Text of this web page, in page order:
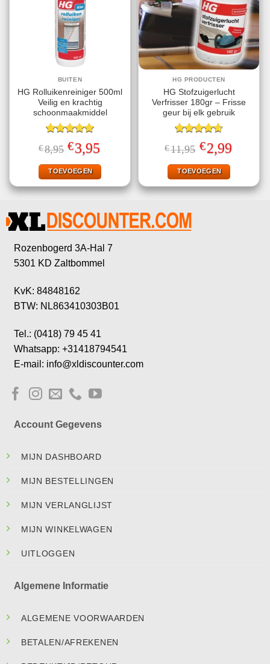
BUITEN
HG Rolluikenreiniger 500ml
Veilig en krachtig
schoonmaakmiddel
Gewaardeerd
5.00uit 5
€8,95 Oorspronkelijke
prijs
was:
€8,95.
€3,95
is:
€3,95.
TOEVOEGEN
HG PRODUCTEN
HG Stofzuigerlucht
Verfrisser 180gr – Frisse
geur bij elk gebruik
Gewaardeerd
4.57uit 5
€11,95 Oorspronkelijke
prijs
was:
€11,95.
€2,99Huidige
prijs
TOEVOEGEN
Rozenbogerd 3A-Hal 7
5301 KD Zaltbommel
KvK: 84848162
BTW: NL863410303B01
Tel.: (0418) 79 45 41
Whatsapp: +31418794541
E-mail: info@xldiscounter.com
Account Gegevens
MIJN DASHBOARD
MIJN BESTELLINGEN
MIJN VERLANGLIJST
MIJN WINKELWAGEN
UITLOGGEN
Algemene Informatie
ALGEMENE VOORWAARDEN
BETALEN/AFREKENEN